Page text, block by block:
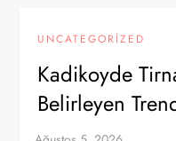
UNCATEGORIZED
Kadikoyde
Belirleyen